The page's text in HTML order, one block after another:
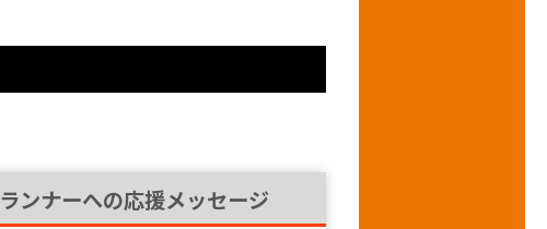
ランナーへの応援メッセージ